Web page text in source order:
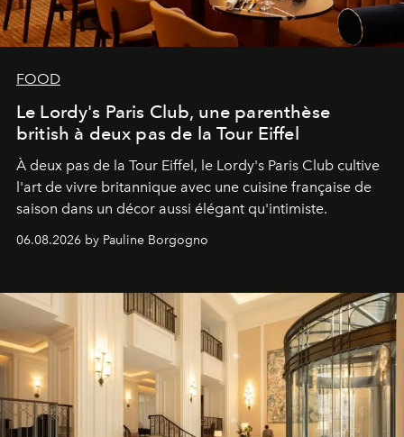
FOOD
Le Lordy's Paris Club, une parenthèse
british à deux pas de la Tour Eiffel
À deux pas de la Tour Eiffel, le Lordy's Paris Club cultive
l'art de vivre britannique avec une cuisine française de
saison dans un décor aussi élégant qu'intimiste.
06.08.2026 by Pauline Borgogno